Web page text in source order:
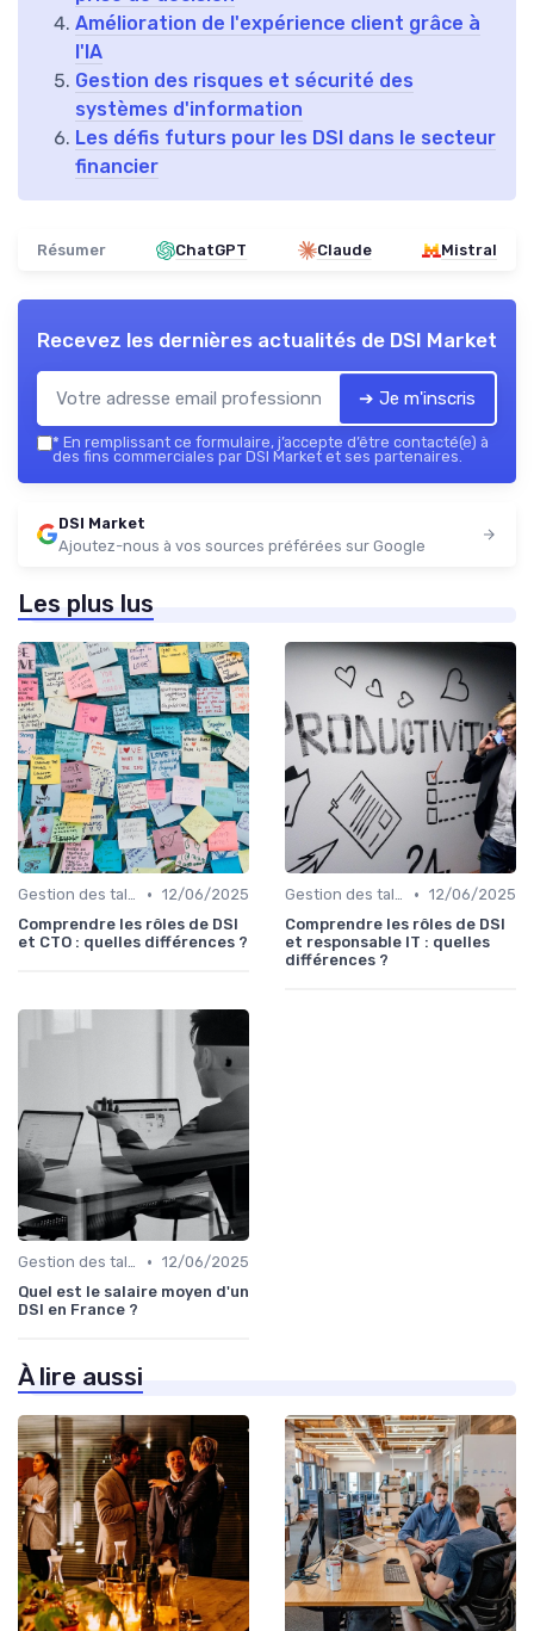
Amélioration de l'expérience client grâce à
l'IA
Gestion des risques et sécurité des
systèmes d'information
Les défis futurs pour les DSI dans le secteur
financier
Résumer ChatGPT Claude Mistral
Recevez les dernières actualités de DSI Market
➔ Je m'inscris
* En remplissant ce formulaire, j’accepte d’être contacté(e) à
des fins commerciales par DSI Market et ses partenaires.
DSI Market
Ajoutez-nous à vos sources préférées sur Google
Les plus lus
Gestion des talents IT • 12/06/2025
Comprendre les rôles de DSI
et CTO : quelles différences ?
Gestion des talents IT • 12/06/2025
Comprendre les rôles de DSI
et responsable IT : quelles
différences ?
Gestion des talents IT • 12/06/2025
Quel est le salaire moyen d'un
DSI en France ?
À lire aussi